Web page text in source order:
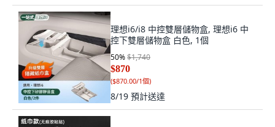
理想i6/i8 中控雙層儲物盒, 理想i6 中
控下雙層儲物盒 白色, 1個
50%$1,740
$870
($870.00/1個)
8/19 預計送達